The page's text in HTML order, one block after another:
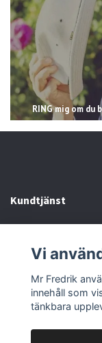
RING mig om du
Kundtjänst
Sociala medier
Vi
Mr Fredrik
innehåll som
tänkbara